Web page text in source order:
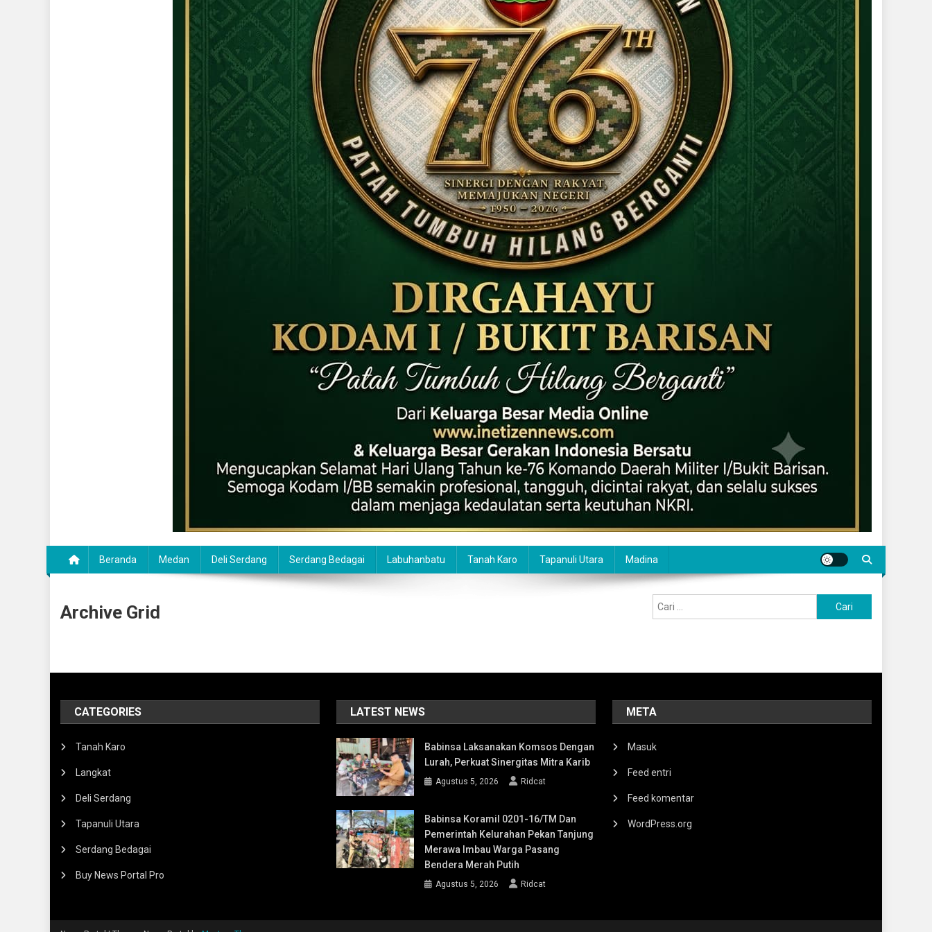
Beranda Medan Deli Serdang Serdang Bedagai Labuhanbatu Tanah Karo Tapanuli Utara Madina
Archive Grid
untuk:
CATEGORIES
Tanah Karo
Langkat
Deli Serdang
Tapanuli Utara
Serdang Bedagai
Buy News Portal Pro
LATEST NEWS
Babinsa Laksanakan Komsos Dengan
Lurah, Perkuat Sinergitas Mitra Karib
Agustus 5, 2026 Ridcat
Babinsa Koramil 0201-16/TM Dan
Pemerintah Kelurahan Pekan Tanjung
Merawa Imbau Warga Pasang
Bendera Merah Putih
Agustus 5, 2026 Ridcat
META
Masuk
Feed entri
Feed komentar
WordPress.org